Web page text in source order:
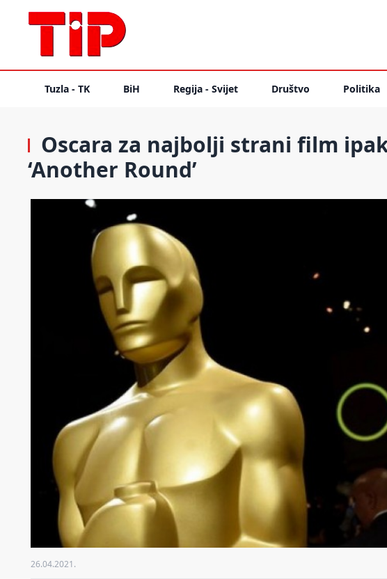
Tuzla - TK BiH Regija - Svijet Društvo Politika
Oscara za najbolji strani film
‘Another Round’
26.04.2021.